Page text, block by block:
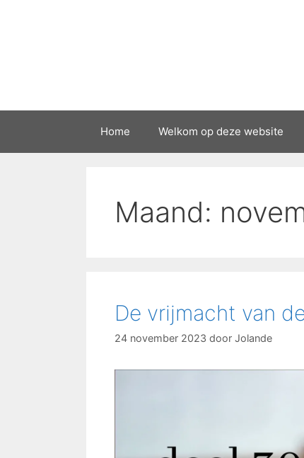
Home Welkom op deze website
Maand:
De vrijmacht van
24 november 2023 door Jolande